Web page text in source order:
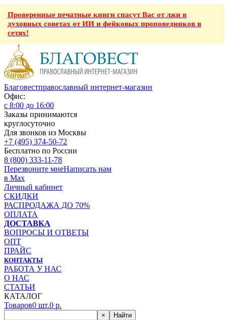
Проверенные печатные книги спасут Вас от лжи в
духовных советах от ИИ и фейковых проповедников в
сетях!
Благовестправославный интернет-магазин
Офис:
с 8:00 до 16:00
Заказы принимаются
круглосуточно
Для звонков из Москвы
+7 (495) 374-50-72
Бесплатно по России
8 (800) 333-11-78
Перезвоните мнеНаписать нам
в Max
Личный кабинет
СКИДКИ
РАСПРОДАЖА ДО 70%
ОПЛАТА
ДОСТАВКА
ВОПРОСЫ И ОТВЕТЫ
ОПТ
ПРАЙС
КОНТАКТЫ
РАБОТА У НАС
О НАС
СТАТЬИ
КАТАЛОГ
Товаров0 шт.0 р.
× Найти